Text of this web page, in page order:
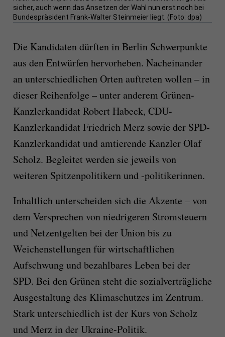
sicher, auch wenn das Ansetzen der Wahl nun erst noch bei
Bundespräsident Frank-Walter Steinmeier liegt. (Foto: dpa)
Die Kandidaten dürften in Berlin Schwerpunkte
aus den Entwürfen hervorheben. Nacheinander
an unterschiedlichen Orten auftreten wollen – in
dieser Reihenfolge – unter anderem Grünen-
Kanzlerkandidat Robert Habeck, CDU-
Kanzlerkandidat Friedrich Merz sowie der SPD-
Kanzlerkandidat und amtierende Kanzler Olaf
Scholz. Begleitet werden sie jeweils von
weiteren Spitzenpolitikern und -politikerinnen.
Inhaltlich unterscheiden sich die Akzente – von
dem Versprechen von niedrigeren Stromsteuern
und Netzentgelten bei der Union bis zu
Weichenstellungen für wirtschaftlichen
Aufschwung und bezahlbares Leben bei der
SPD. Bei den Grünen steht die sozialverträgliche
Ausgestaltung des Klimaschutzes im Zentrum.
Stark unterschiedlich ist der Kurs von Scholz
und Merz in der Ukraine-Politik.